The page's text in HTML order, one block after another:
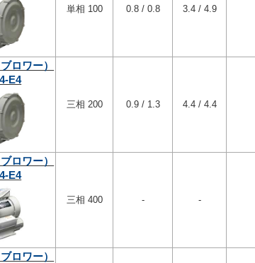
単相 100 0.8 / 0.8 3.4 / 4.9
ロワー）
E4
三相 200 0.9 / 1.3 4.4 / 4.4
ロワー）
E4
三相 400 - -
ロワー）